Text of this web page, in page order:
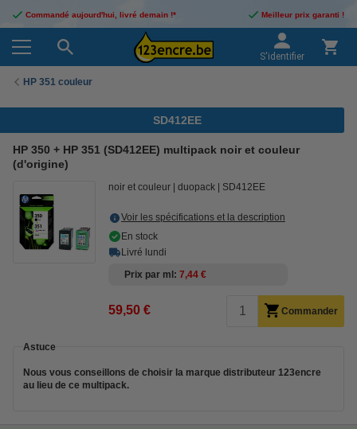
Commandé aujourd'hui, livré demain !* Meilleur prix garanti !
S'identifier
HP 351 couleur
SD412EE
HP 350 + HP 351 (SD412EE) multipack noir et couleur
(d'origine)
noir et couleur duopack SD412EE
Voir les spécifications et la description
En stock
Livré lundi
Prix par ml
7,44 €
59,50 € Commander
Astuce
Nous vous conseillons de choisir la marque distributeur 123encre
au lieu de ce multipack.